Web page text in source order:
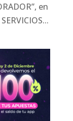
en